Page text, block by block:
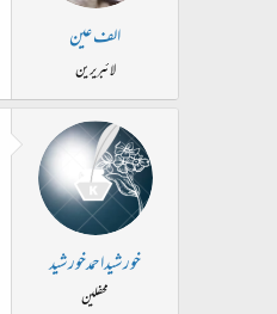
الف عین
لائبریرین
خورشیداحمدخورشید
محفلین